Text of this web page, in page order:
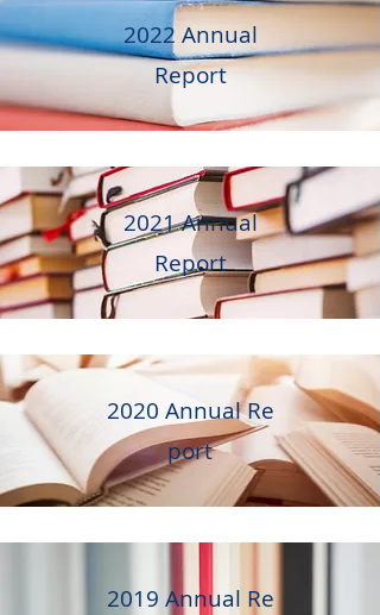
2022 Annual
Report
2021 Annual
Report
2020 Annual Re
port
2019 Annual Re